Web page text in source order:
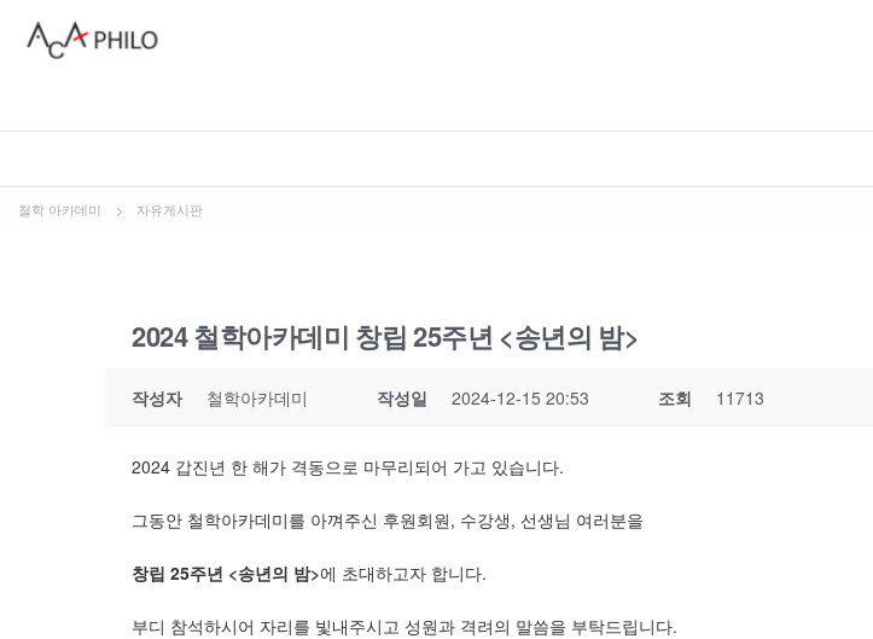
철학 아카데미 > 자유게시판
2024 철학아카데미 창립 25주년 <송년의 밤>
작성자 철학아카데미 작성일 2024-12-15 20:53 조회 11713
2024 갑진년 한 해가 격동으로 마무리되어 가고 있습니다.
그동안 철학아카데미를 아껴주신 후원회원, 수강생, 선생님 여러분을
창립 25주년 <송년의 밤>에 초대하고자 합니다.
부디 참석하시어 자리를 빛내주시고 성원과 격려의 말씀을 부탁드립니다.